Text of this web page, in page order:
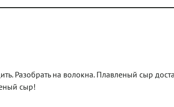
Разобрать на волокна. Плавленый сыр
сыр!